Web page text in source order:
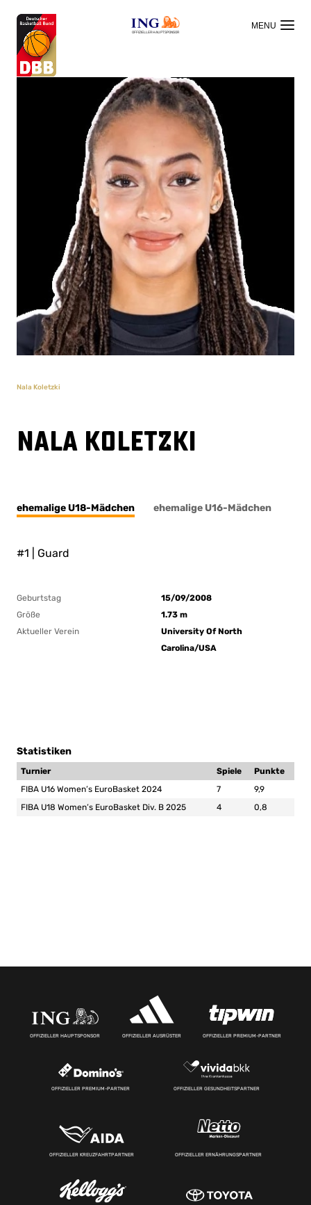
OFFIZIELLER HAUPTSPONSOR
Nala Koletzki
Nala Koletzki
ehemalige U18-Mädchen ehemalige U16-Mädchen
#1 | Guard
Geburtstag
15/09/2008
Größe
1.73 m
Aktueller Verein
University Of North
Carolina/USA
Statistiken
Turnier Spiele
Punkte
FIBA U16 Women’s EuroBasket 2024
7
9,9
FIBA U18 Women’s EuroBasket Div. B 2025
4 0,8
OFFIZIELLER HAUPTSPONSOR OFFIZIELLER AUSRÜSTER OFFIZIELLER PREMIUM-PARTNER
OFFIZIELLER PREMIUM-PARTNER OFFIZIELLER GESUNDHEITSPARTNER
OFFIZIELLER KREUZFAHRTPARTNER OFFIZIELLER ERNÄHRUNGSPARTNER